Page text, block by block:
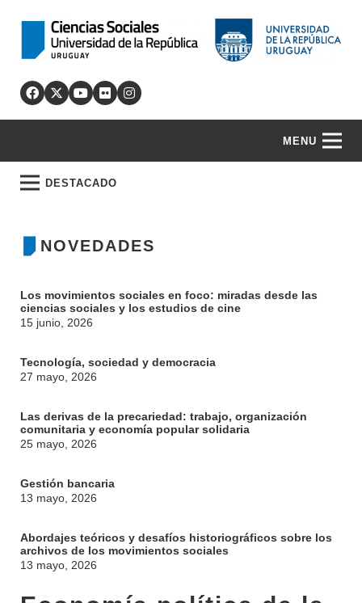
MENU
DESTACADO
NOVEDADES
Los movimientos sociales en foco: miradas desde las
ciencias sociales y los estudios de cine
15 junio, 2026
Tecnología, sociedad y democracia
27 mayo, 2026
Las derivas de la precariedad: trabajo, organización
comunitaria y economía popular solidaria
25 mayo, 2026
Gestión bancaria
13 mayo, 2026
Abordajes teóricos y desafíos historiográficos sobre los
archivos de los movimientos sociales
13 mayo, 2026